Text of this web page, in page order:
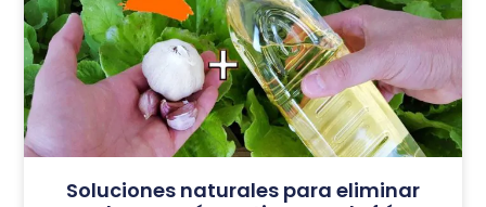
Soluciones naturales para eliminar